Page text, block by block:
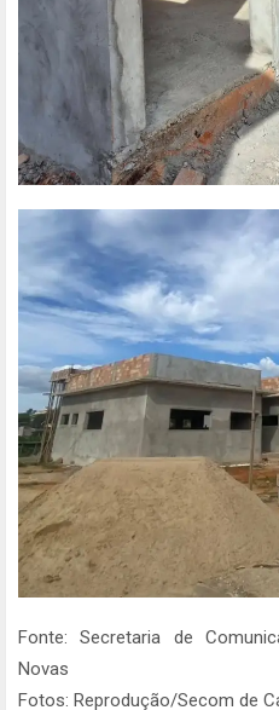
Fonte: Secretaria de
Novas
Fotos: Reprodução/Secom de